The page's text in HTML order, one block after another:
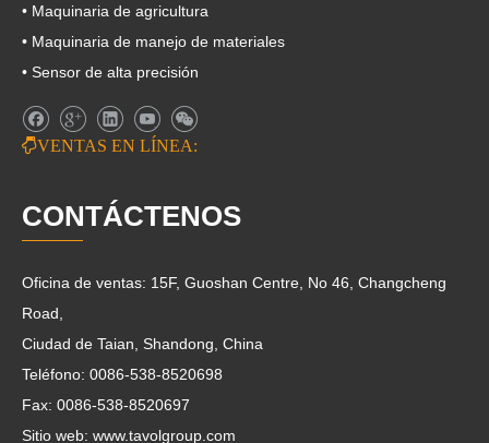
• Maquinaria de agricultura
• Maquinaria de manejo de materiales
• Sensor de alta precisión
VENTAS EN LÍNEA:
CONTÁCTENOS
Oficina de ventas: 15F, Guoshan Centre, No 46, Changcheng
Road,
Ciudad de Taian, Shandong, China
Teléfono: 0086-538-8520698
Fax: 0086-538-8520697
Sitio web: www.tavolgroup.com